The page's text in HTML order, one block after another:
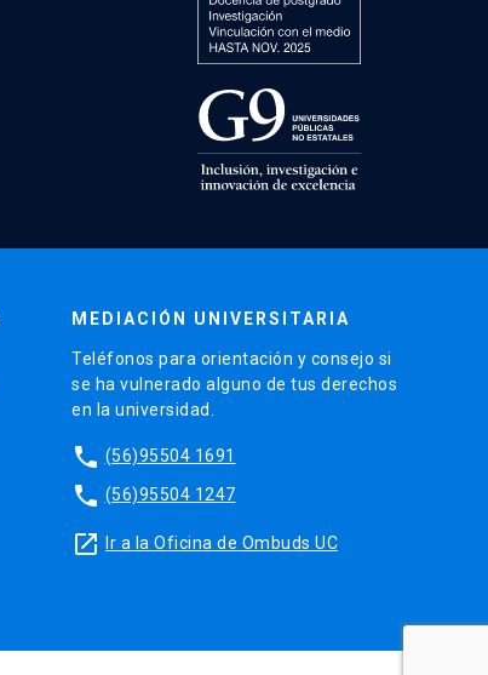
MEDIACIÓN UNIVERSITARIA
Teléfonos para orientación y consejo si
se ha vulnerado alguno de tus derechos
en la universidad.
phone (56)95504 1691
phone (56)95504 1247
launch Ir a la Oficina de Ombuds UC